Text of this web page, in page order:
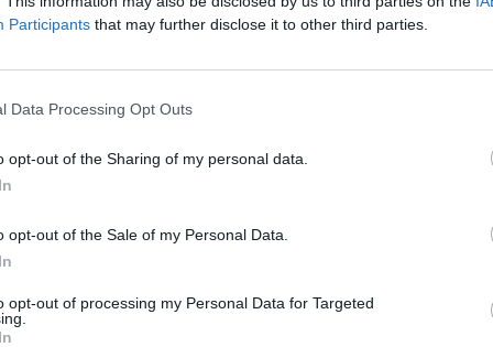
Participants that may further disclose it to other third parties.
Data Processing Opt Outs
opt-out of the Sharing of my personal data.
opt-out of the Sale of my Personal Data.
opt-out of processing my Personal Data for Targeted
που πρόσκεινται στην αντιπολίτευση
ότι εμπειρογνώμονες του Υπουργείου
όπλων που έχουν εντοπισθεί, τα οποία
που περιέχουν, έχουν παραδοθεί στον Οργανισμό